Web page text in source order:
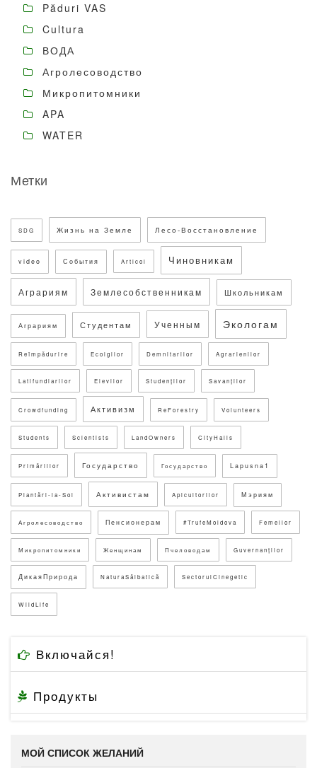
Păduri VAS
Cultura
ВОДА
Агролесоводство
Микропитомники
APA
WATER
Метки
SDG Жизнь на Земле Лесо-Восстановление
video События Articol Чиновникам
Аграриям Землесобственникам Школьникам
Аграриям Студентам Ученным Экологам
Reîmpădurire Ecolgilor Demnitarilor Agrarienilor
Latifundiarilor Elevilor Studenților Savanților
Crowdfunding Активизм ReForestry Volunteers
Students Scientists LandOwners CityHalls
Primăriilor Государство Государство Lapusna1
Plantări-la-Sol Активистам Apicultorilor Мэриям
Агролесоводство Пенсионерам #TrufeMoldova Femeilor
Микропитомники Женщинам Пчеловодам Guvernanților
ДикаяПрирода NaturaSălbatică SectorulCinegetic
WildLife
Включайся!
Продукты
МОЙ СПИСОК ЖЕЛАНИЙ